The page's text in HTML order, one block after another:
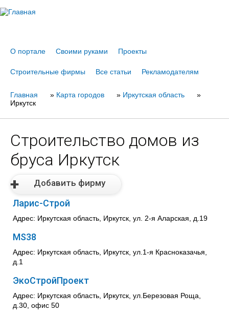
О портале Своими руками Проекты
Строительные фирмы Все статьи Рекламодателям
Вы
Главная » Карта городов » Иркутская область
»
Иркутск
Строительство домов из
бруса Иркутск
Добавить фирму
Ларис-Строй
Адрес: Иркутская область, Иркутск, ул. 2-я Аларская, д.19
MS38
Адрес: Иркутская область, Иркутск, ул.1-я Красноказачья,
д.1
ЭкоСтройПроект
Адрес: Иркутская область, Иркутск, ул.Березовая Роща,
д.30, офис 50